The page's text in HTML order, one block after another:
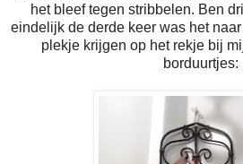
het bleef tegen stribbelen. Ben
eindelijk de derde keer was het
plekje krijgen op het rekje bij
borduurtjes: